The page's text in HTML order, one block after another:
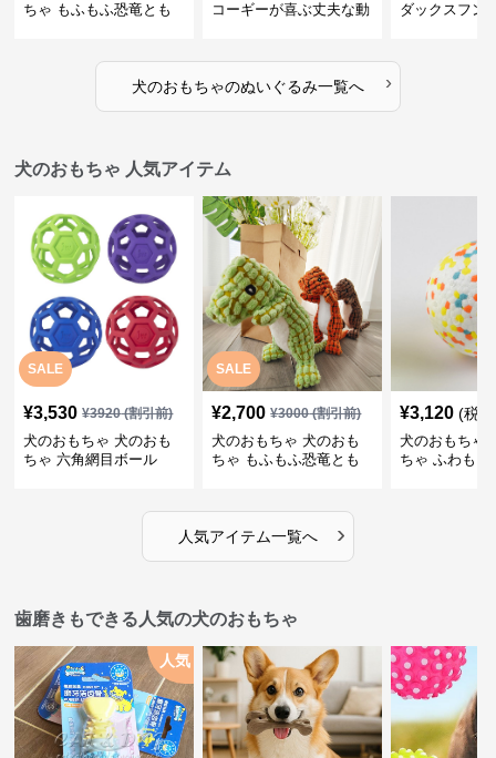
ちゃ もふもふ恐竜とも
コーギーが喜ぶ丈夫な動
ダックスフン
犬のおもちゃのぬいぐるみ一覧へ ›
犬のおもちゃ 人気アイテム
SALE
¥3,530 ¥3920(割引前)
犬のおもちゃ 犬のおも
ちゃ 六角網目ボール
SALE
¥2,700 ¥3000(割引前)
犬のおもちゃ 犬のおも
ちゃ もふもふ恐竜とも
¥3,120 (税
犬のおもちゃ
ちゃ ふわもこ
人気アイテム一覧へ ›
歯磨きもできる人気の犬のおもちゃ
人気